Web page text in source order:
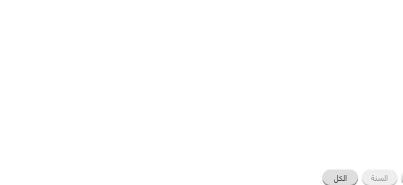
السنة الكل